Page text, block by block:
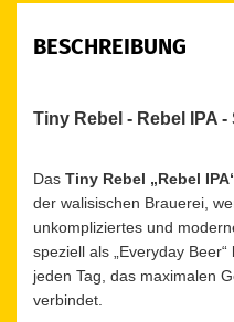
BESCHREIBUNG
Tiny Rebel - Rebel IPA
Das Tiny Rebel „Rebel
der walisischen Brauerei,
unkompliziertes und
speziell als „Everyday
jeden Tag, das maximalen
verbindet.